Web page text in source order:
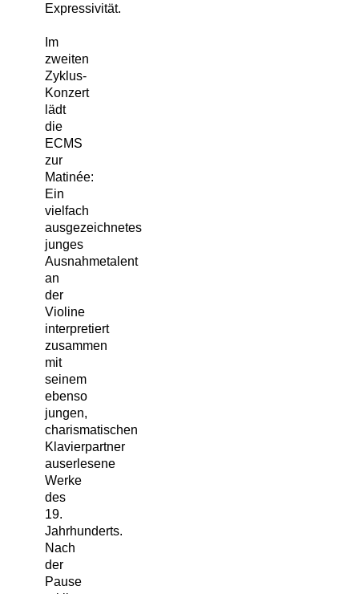
Expressivität.
Im
zweiten
Zyklus-
Konzert
lädt
die
ECMS
zur
Matinée:
Ein
vielfach
ausgezeichnetes
junges
Ausnahmetalent
an
der
Violine
interpretiert
zusammen
mit
seinem
ebenso
jungen,
charismatischen
Klavierpartner
auserlesene
Werke
des
19.
Jahrhunderts.
Nach
der
Pause